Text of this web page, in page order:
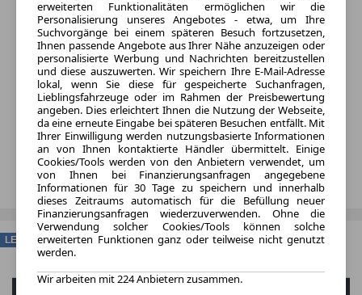
LEASING
erweiterten Funktionalitäten ermöglichen wir die
Personalisierung unseres Angebotes - etwa, um Ihre
Suchvorgänge bei einem späteren Besuch fortzusetzen,
Ihnen passende Angebote aus Ihrer Nähe anzuzeigen oder
personalisierte Werbung und Nachrichten bereitzustellen
und diese auszuwerten. Wir speichern Ihre E-Mail-Adresse
lokal, wenn Sie diese für gespeicherte Suchanfragen,
Lieblingsfahrzeuge oder im Rahmen der Preisbewertung
angeben. Dies erleichtert Ihnen die Nutzung der Webseite,
da eine erneute Eingabe bei späteren Besuchen entfällt. Mit
Ihrer Einwilligung werden nutzungsbasierte Informationen
an von Ihnen kontaktierte Händler übermittelt. Einige
Cookies/Tools werden von den Anbietern verwendet, um
von Ihnen bei Finanzierungsanfragen angegebene
Informationen für 30 Tage zu speichern und innerhalb
dieses Zeitraums automatisch für die Befüllung neuer
Finanzierungsanfragen wiederzuverwenden. Ohne die
Verwendung solcher Cookies/Tools können solche
erweiterten Funktionen ganz oder teilweise nicht genutzt
werden.
Wir arbeiten mit 224 Anbietern zusammen.